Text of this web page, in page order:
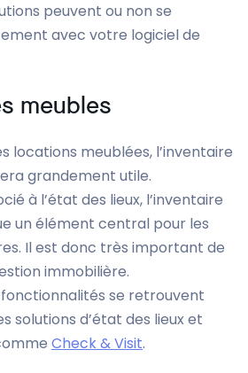
peuvent ou non se
avec votre logiciel de
meubles
locations meublées, l’inventaire
grandement utile.
à l’état des lieux, l’inventaire
un élément central pour les
Il est donc très important de
immobilière.
se retrouvent
solutions d’état des lieux et
Check & Visit.